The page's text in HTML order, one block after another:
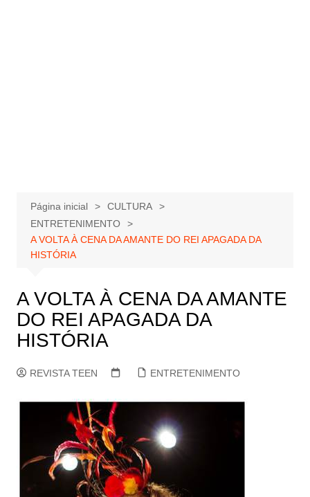
Página inicial
CULTURA
ENTRETENIMENTO
A VOLTA À CENA DA AMANTE DO REI APAGADA DA
HISTÓRIA
A VOLTA À CENA DA AMANTE
DO REI APAGADA DA
HISTÓRIA
REVISTA TEEN ENTRETENIMENTO